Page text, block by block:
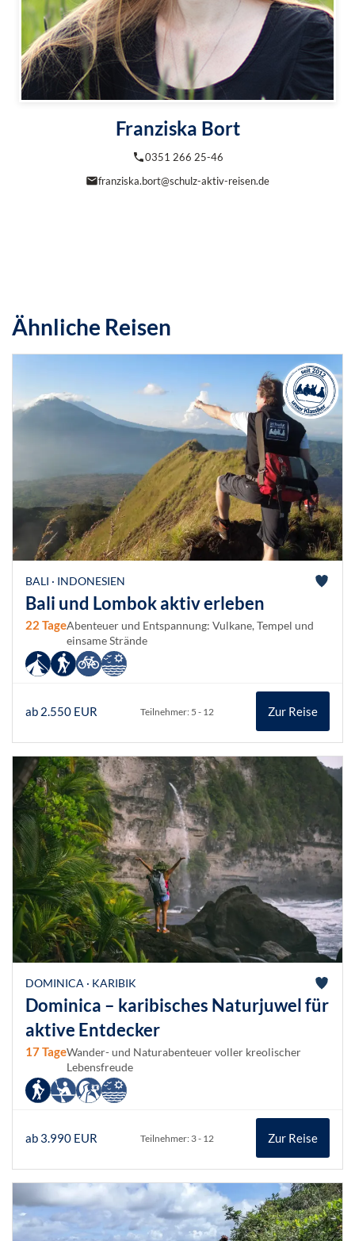
Franziska Bort
0351 266 25-46
franziska.bort@schulz-aktiv-reisen.de
Ähnliche Reisen
BALI · INDONESIEN
Bali und Lombok aktiv erleben
22 TageAbenteuer und Entspannung: Vulkane, Tempel und
einsame Strände
ab 2.550 EUR Teilnehmer: 5 - 12 Zur Reise
DOMINICA · KARIBIK
Dominica – karibisches Naturjuwel für
aktive Entdecker
17 TageWander- und Naturabenteuer voller kreolischer
Lebensfreude
ab 3.990 EUR Teilnehmer: 3 - 12 Zur Reise